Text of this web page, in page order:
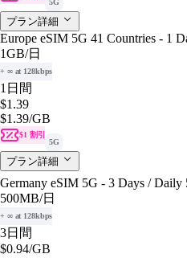
プラン詳細
Europe eSIM 5G 41 Countries - 1
1GB/日
+ ∞ at 128kbps
1日間
$1.39
$1.39/GB
$1 割引
5G
プラン詳細
Germany eSIM 5G - 3 Days / Daily
500MB/日
+ ∞ at 128kbps
3日間
$0.94/GB